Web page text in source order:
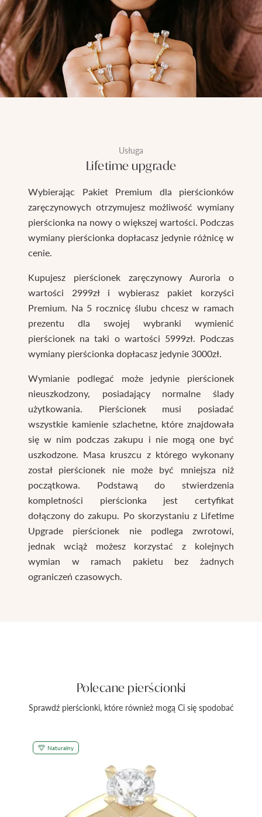
Usługa
Lifetime upgrade
Wybierając Pakiet Premium dla pierścionków
zaręczynowych otrzymujesz możliwość wymiany
pierścionka na nowy o większej wartości. Podczas
wymiany pierścionka dopłacasz jedynie różnicę w
cenie.
Kupujesz pierścionek zaręczynowy Auroria o
wartości 2999zł i wybierasz pakiet korzyści
Premium. Na 5 rocznicę ślubu chcesz w ramach
prezentu dla swojej wybranki wymienić
pierścionek na taki o wartości 5999zł. Podczas
wymiany pierścionka dopłacasz jedynie 3000zł.
Wymianie podlegać może jedynie pierścionek
nieuszkodzony, posiadający normalne ślady
użytkowania. Pierścionek musi posiadać
wszystkie kamienie szlachetne, które znajdowała
się w nim podczas zakupu i nie mogą one być
uszkodzone. Masa kruszcu z którego wykonany
został pierścionek nie może być mniejsza niż
początkowa. Podstawą do stwierdzenia
kompletności pierścionka jest certyfikat
dołączony do zakupu. Po skorzystaniu z Lifetime
Upgrade pierścionek nie podlega zwrotowi,
jednak wciąż możesz korzystać z kolejnych
wymian w ramach pakietu bez żadnych
ograniczeń czasowych.
Polecane pierścionki
Sprawdź pierścionki, które również mogą Ci się spodobać
Naturalny